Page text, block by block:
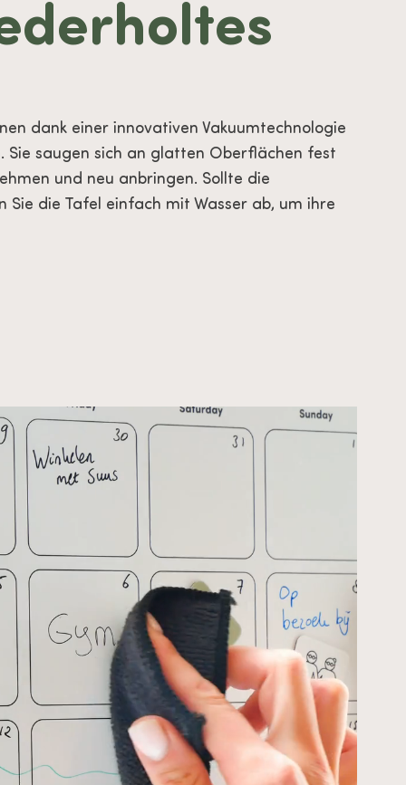
dank einer innovativen Vakuumtechnologie
Sie saugen sich an glatten Oberflächen fest
und neu anbringen. Sollte die
die Tafel einfach mit Wasser ab, um ihre